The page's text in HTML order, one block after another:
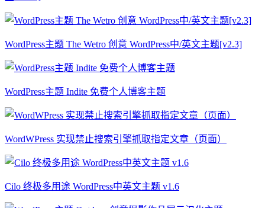
WordPress主题 The Wetro 创意 WordPress中/英文主题[v2.3]
WordPress主题 Indite 免费个人博客主题
WordWPress 实现禁止搜索引擎抓取指定文章（页面）
Cilo 终极多用途 WordPress中英文主题 v1.6